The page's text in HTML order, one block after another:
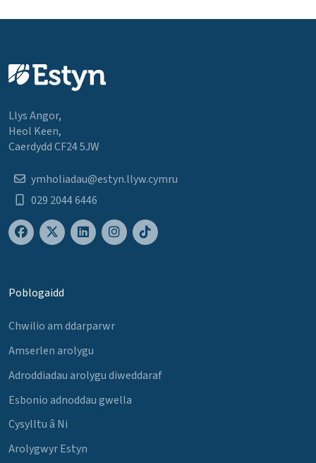
Llys Angor,
Heol Keen,
Caerdydd CF24 5JW
ymholiadau@estyn.llyw.cymru
029 2044 6446
Poblogaidd
Chwilio am ddarparwr
Amserlen arolygu
Adroddiadau arolygu diweddaraf
Esbonio adnoddau gwella
Cysylltu â Ni
Arolygwyr Estyn